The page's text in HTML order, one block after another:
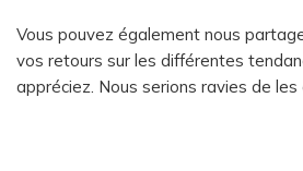
Vous pouvez également nous
vos retours sur les différentes
appréciez. Nous serions ravies de les